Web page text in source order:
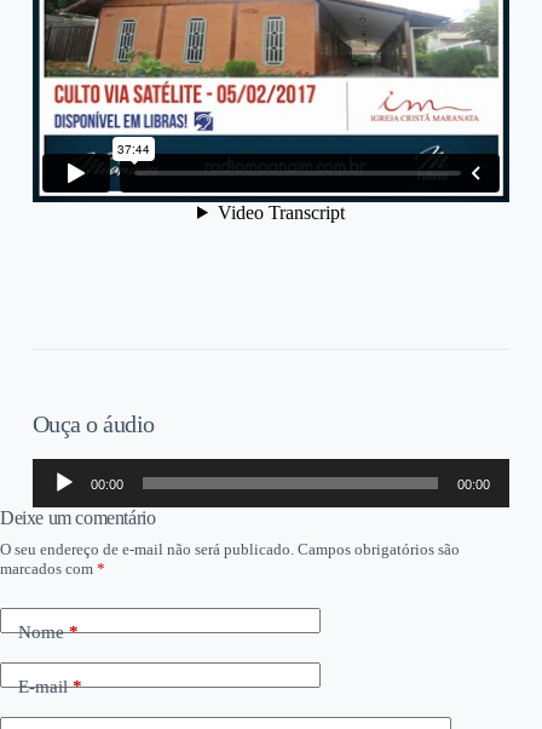
Ouça o áudio
Tocador
áudio
00:00 00:00
Deixe um comentário
O seu endereço de e-mail não será publicado. Campos obrigatórios são
marcados com *
Nome*
E-mail*